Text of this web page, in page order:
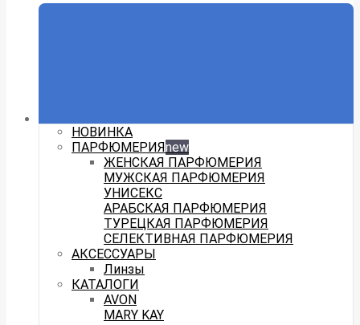
НОВИНКА
ПАРФЮМЕРИЯnew
ЖЕНСКАЯ ПАРФЮМЕРИЯ
МУЖСКАЯ ПАРФЮМЕРИЯ
УНИСЕКС
АРАБСКАЯ ПАРФЮМЕРИЯ
ТУРЕЦКАЯ ПАРФЮМЕРИЯ
СЕЛЕКТИВНАЯ ПАРФЮМЕРИЯ
АКСЕССУАРЫ
Линзы
КАТАЛОГИ
AVON
MARY KAY